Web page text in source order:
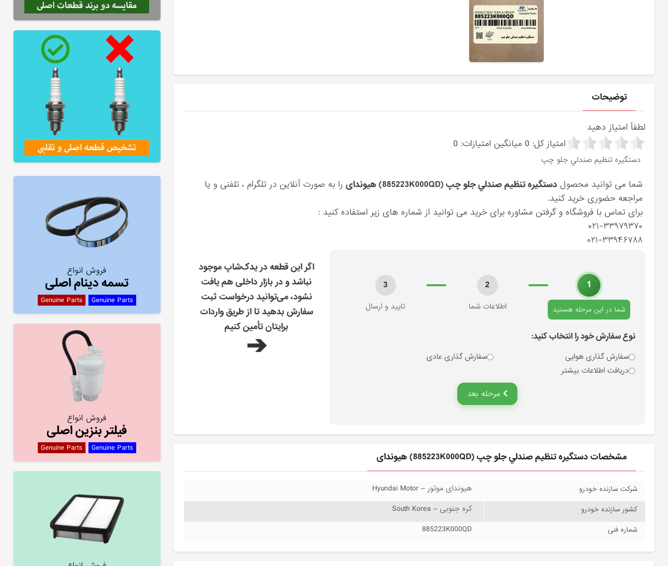
توضیحات
لطفاً امتیاز دهید
امتیاز کل: 0 میانگین امتیازات: 0
دستگيره تنظيم صندلي جلو چپ
شما می توانید محصولدستگيره تنظيم صندلي جلو چپ (885223K000QD) هیوندای
را به صورت آنلاین در تلگرام ، تلفنی و یا
مراجعه حضوری خرید کنید.
برای تماس با فروشگاه و گرفتن مشاوره برای خرید می توانید از شماره های زیر استفاده کنید :
۰۲۱-۳۳۹۷۹۳۷۰
۰۲۱-۳۳۹۴۶۷۸۸
اگر این قطعه در یدک‌شاپ موجود
نباشد و در بازار داخلی هم یافت
نشود، می‌توانید درخواست ثبت
سفارش بدهید تا از طریق واردات
برایتان تأمین کنیم
➔
1
انتخاب نوع سفارش
شما در این مرحله هستید
2
اطلاعات شما
3
تایید و ارسال
نوع سفارش خود را انتخاب کنید:
سفارش گذاری هوایی
سفارش گذاری عادی
دریافت اطلاعات بیشتر
مرحله بعد
مشخصات دستگيره تنظيم صندلي جلو چپ (885223K000QD) هیوندای
شرکت سازنده خودرو هیوندای موتور – Hyundai Motor
کشور سازنده خودرو کره جنوبی – South Korea
شماره فنی 885223K000QD
فروش انواع
تسمه دینام اصلی
Genuine Parts Genuine Parts
فروش انواع
فیلتر بنزین اصلی
Genuine Parts Genuine Parts